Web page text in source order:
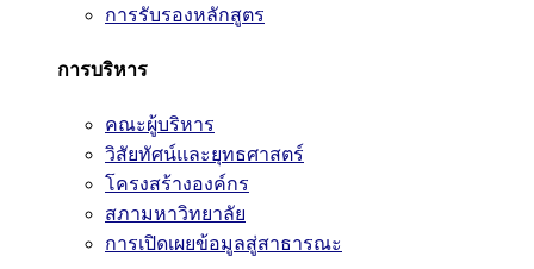
การรับรองหลักสูตร
การบริหาร
คณะผู้บริหาร
วิสัยทัศน์และยุทธศาสตร์
โครงสร้างองค์กร
สภามหาวิทยาลัย
การเปิดเผยข้อมูลสู่สาธารณะ